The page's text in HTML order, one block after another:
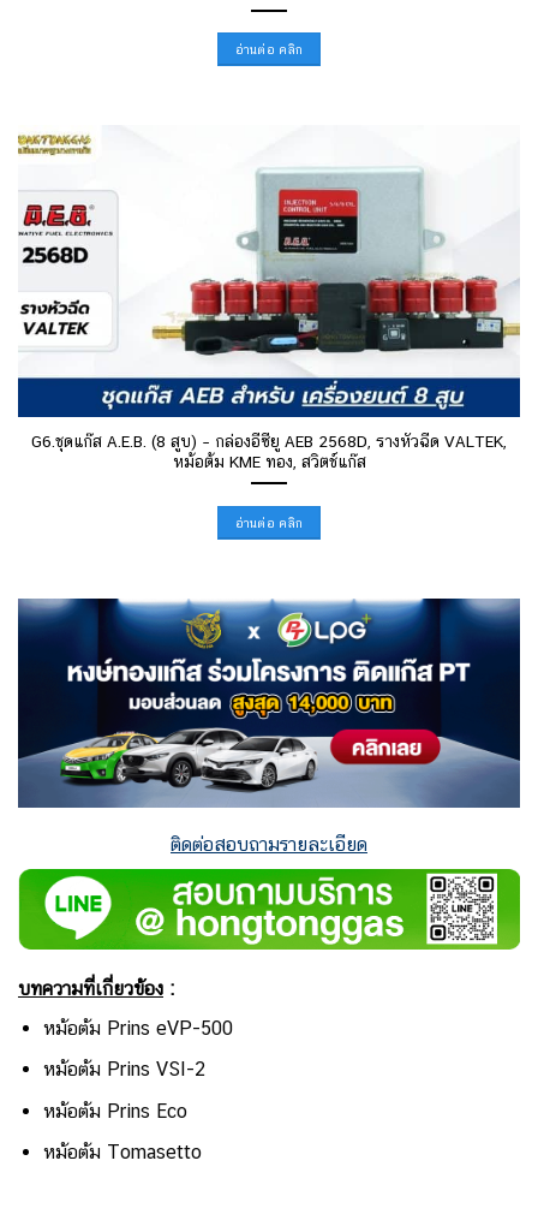
อ่านต่อ คลิก
G6.ชุดแก๊ส A.E.B. (8 สูบ) – กล่องอีซียู AEB 2568D, รางหัวฉีด VALTEK,
หม้อต้ม KME ทอง, สวิตช์แก๊ส
อ่านต่อ คลิก
ติดต่อสอบถามรายละเอียด
บทความที่เกี่ยวข้อง :
หม้อต้ม Prins eVP-500
หม้อต้ม Prins VSI-2
หม้อต้ม Prins Eco
หม้อต้ม Tomasetto